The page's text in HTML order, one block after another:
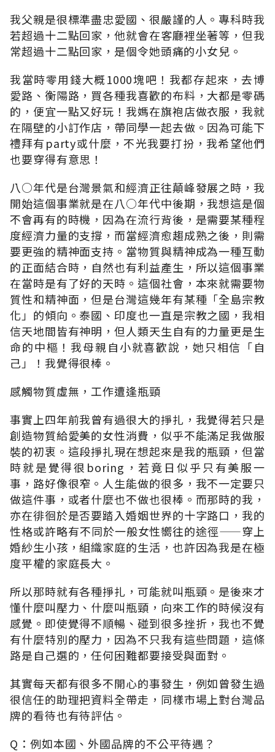
我父親是很標準盡忠愛國、很嚴謹的人。專科時我
若超過十二點回家，他就會在客廳裡坐著等，但我
常超過十二點回家，是個令她頭痛的小女兒。
我當時零用錢大概1000塊吧！我都存起來，去博
愛路、衡陽路，買各種我喜歡的布料，大都是零碼
的，便宜一點又好玩！我媽在旗袍店做衣服，我就
在隔壁的小訂作店，帶同學一起去做。因為可能下
禮拜有party或什麼，不光我要打扮，我希望他們
也要穿得有意思！
八○年代是台灣景氣和經濟正往顛峰發展之時，我
開始這個事業就是在八○年代中後期，我想這是個
不會再有的時機，因為在流行背後，是需要某種程
度經濟力量的支撐，而當經濟愈趨成熟之後，則需
要更強的精神面支持。當物質與精神成為一種互動
的正面結合時，自然也有利益產生，所以這個事業
在當時是有了好的天時。這個社會，本來就需要物
質性和精神面，但是台灣這幾年有某種「全島宗教
化」的傾向。泰國、印度也一直是宗教之國，我相
信天地間皆有神明，但人類天生自有的力量更是生
命的中樞！我母親自小就喜歡說，她只相信「自
己」！我覺得很棒。
感觸物質虛無，工作遭逢瓶頸
事實上四年前我曾有過很大的掙扎，我覺得若只是
創造物質給愛美的女性消費，似乎不能滿足我做服
裝的初衷。這段掙扎現在想起來是我的瓶頸，但當
時就是覺得很boring，若竟日似乎只有美服一
事，路好像很窄。人生能做的很多，我不一定要只
做這件事，或者什麼也不做也很棒。而那時的我，
亦在徘徊於是否要踏入婚姻世界的十字路口，我的
性格或許略有不同於一般女性嚮往的途徑——穿上
婚紗生小孩，組織家庭的生活，也許因為我是在極
度平權的家庭長大。
所以那時就有各種掙扎，可能就叫瓶頸。是後來才
懂什麼叫壓力、什麼叫瓶頸，向來工作的時候沒有
感覺。即使覺得不順暢、碰到很多挫折，我也不覺
有什麼特別的壓力，因為不只我有這些問題，這條
路是自己選的，任何困難都要接受與面對。
其實每天都有很多不開心的事發生，例如曾發生過
很信任的助理把資料全帶走，同樣市場上對台灣品
牌的看待也有待評估。
Q：例如本國、外國品牌的不公平待遇？